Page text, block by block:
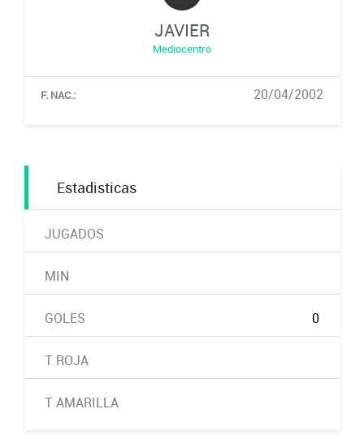
JAVIER
Mediocentro
F. NAC.: 20/04/2002
Estadisticas
JUGADOS
MIN
GOLES 0
T ROJA
T AMARILLA